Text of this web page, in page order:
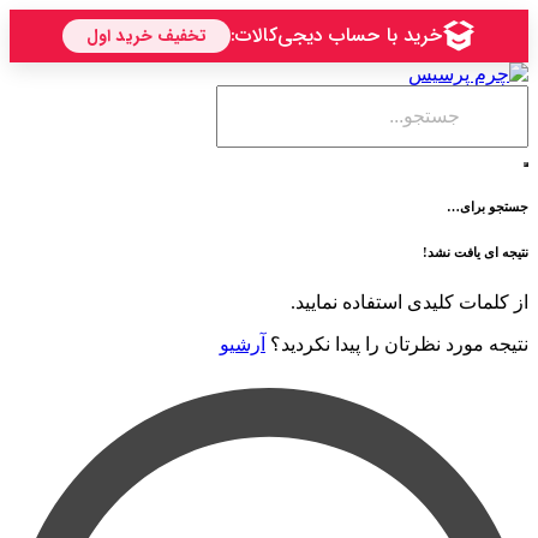
نشد!
کلیدی استفاده نمایید.
نظرتان را پیدا نکردید؟ آرشیو